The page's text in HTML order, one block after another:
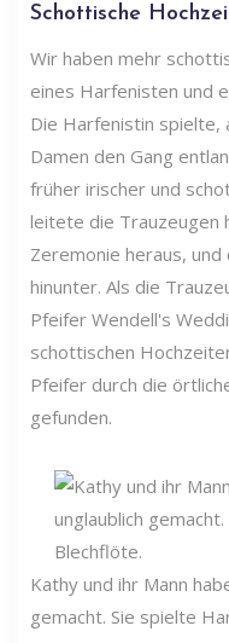
Schottische
Wir haben mehr
eines Harfenisten und
Die Harfenistin spielte,
Damen den Gang
früher irischer und
leitete die Trauzeugen
Zeremonie heraus,
hinunter. Als die
Pfeifer Wendell's
schottischen
Pfeifer durch die
gefunden.
Kathy und ihr Mann
gemacht. Sie spielte